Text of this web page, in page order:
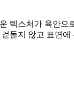
텍스처가 육안으
돌지 않고 표면